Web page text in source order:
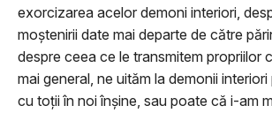
exorcizarea acelor demoni interiori,
moștenirii date mai departe de către
despre ceea ce le transmitem propriilor
mai general, ne uităm la demonii
cu toții în noi înșine, sau poate că i-am